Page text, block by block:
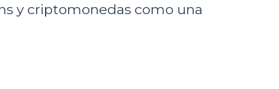
y criptomonedas como una